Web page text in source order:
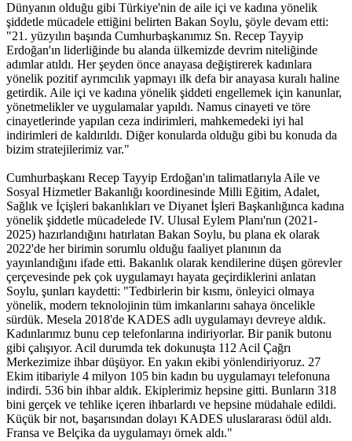
Dünyanın olduğu gibi Türkiye'nin de aile içi ve kadına yönelik
şiddetle mücadele ettiğini belirten Bakan Soylu, şöyle devam etti:
"21. yüzyılın başında Cumhurbaşkanımız Sn. Recep Tayyip
Erdoğan'ın liderliğinde bu alanda ülkemizde devrim niteliğinde
adımlar atıldı. Her şeyden önce anayasa değiştirerek kadınlara
yönelik pozitif ayrımcılık yapmayı ilk defa bir anayasa kuralı haline
getirdik. Aile içi ve kadına yönelik şiddeti engellemek için kanunlar,
yönetmelikler ve uygulamalar yapıldı. Namus cinayeti ve töre
cinayetlerinde yapılan ceza indirimleri, mahkemedeki iyi hal
indirimleri de kaldırıldı. Diğer konularda olduğu gibi bu konuda da
bizim stratejilerimiz var."
Cumhurbaşkanı Recep Tayyip Erdoğan'ın talimatlarıyla Aile ve
Sosyal Hizmetler Bakanlığı koordinesinde Milli Eğitim, Adalet,
Sağlık ve İçişleri bakanlıkları ve Diyanet İşleri Başkanlığınca kadına
yönelik şiddetle mücadelede IV. Ulusal Eylem Planı'nın (2021-
2025) hazırlandığını hatırlatan Bakan Soylu, bu plana ek olarak
2022'de her birimin sorumlu olduğu faaliyet planının da
yayınlandığını ifade etti. Bakanlık olarak kendilerine düşen görevler
çerçevesinde pek çok uygulamayı hayata geçirdiklerini anlatan
Soylu, şunları kaydetti: "Tedbirlerin bir kısmı, önleyici olmaya
yönelik, modern teknolojinin tüm imkanlarını sahaya öncelikle
sürdük. Mesela 2018'de KADES adlı uygulamayı devreye aldık.
Kadınlarımız bunu cep telefonlarına indiriyorlar. Bir panik butonu
gibi çalışıyor. Acil durumda tek dokunuşta 112 Acil Çağrı
Merkezimize ihbar düşüyor. En yakın ekibi yönlendiriyoruz. 27
Ekim itibariyle 4 milyon 105 bin kadın bu uygulamayı telefonuna
indirdi. 536 bin ihbar aldık. Ekiplerimiz hepsine gitti. Bunların 318
bini gerçek ve tehlike içeren ihbarlardı ve hepsine müdahale edildi.
Küçük bir not, başarısından dolayı KADES uluslararası ödül aldı.
Fransa ve Belçika da uygulamayı örnek aldı."